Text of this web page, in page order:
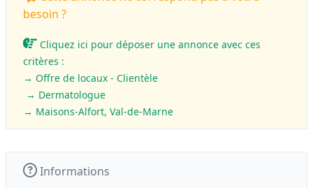
besoin ?
Cliquez ici pour déposer une annonce avec ces
critères :
→ Offre de locaux - Clientèle
→ Dermatologue
→ Maisons-Alfort, Val-de-Marne
Informations